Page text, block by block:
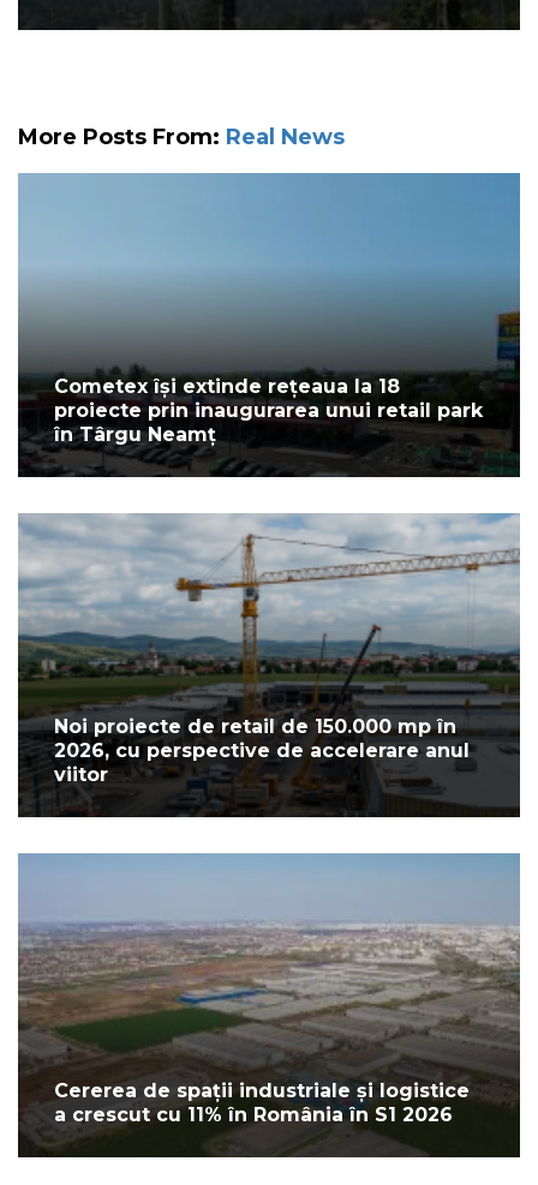
More Posts From: Real News
Cometex își extinde rețeaua la 18
proiecte prin inaugurarea unui retail park
în Târgu Neamț
Noi proiecte de retail de 150.000 mp în
2026, cu perspective de accelerare anul
viitor
Cererea de spații industriale și logistice
a crescut cu 11% în România în S1 2026